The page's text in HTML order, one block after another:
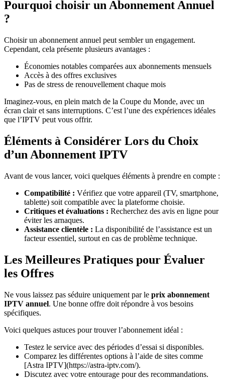
Pourquoi choisir un Abonnement Annuel
?
Choisir un abonnement annuel peut sembler un engagement.
Cependant, cela présente plusieurs avantages :
Économies notables comparées aux abonnements mensuels
Accès à des offres exclusives
Pas de stress de renouvellement chaque mois
Imaginez-vous, en plein match de la Coupe du Monde, avec un
écran clair et sans interruptions. C’est l’une des expériences idéales
que l’IPTV peut vous offrir.
Éléments à Considérer Lors du Choix
d’un Abonnement IPTV
Avant de vous lancer, voici quelques éléments à prendre en compte :
Compatibilité : Vérifiez que votre appareil (TV, smartphone,
tablette) soit compatible avec la plateforme choisie.
Critiques et évaluations : Recherchez des avis en ligne pour
éviter les arnaques.
Assistance clientèle : La disponibilité de l’assistance est un
facteur essentiel, surtout en cas de problème technique.
Les Meilleures Pratiques pour Évaluer
les Offres
Ne vous laissez pas séduire uniquement par le prix abonnement
IPTV annuel. Une bonne offre doit répondre à vos besoins
spécifiques.
Voici quelques astuces pour trouver l’abonnement idéal :
Testez le service avec des périodes d’essai si disponibles.
Comparez les différentes options à l’aide de sites comme
[Astra IPTV](https://astra-iptv.com/).
Discutez avec votre entourage pour des recommandations.